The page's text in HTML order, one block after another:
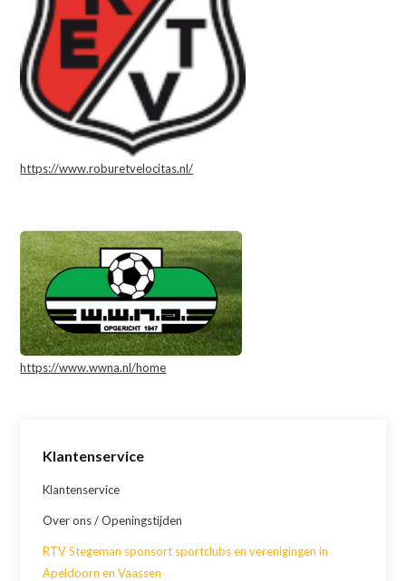
Klantenservice
Klantenservice
Over ons / Openingstijden
RTV Stegeman sponsort sportclubs en verenigingen in
Apeldoorn en Vaassen
https://www.roburetvelocitas.nl/
https://www.wwna.nl/home